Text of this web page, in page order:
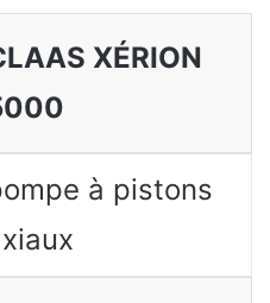
XÉRION
à pistons